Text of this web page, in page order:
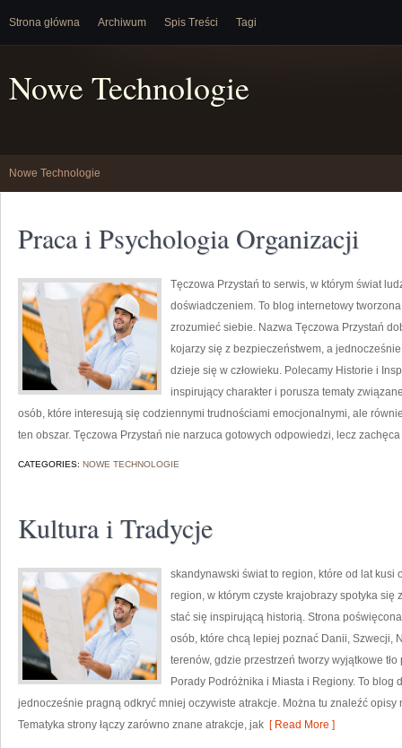
Strona główna Archiwum Spis Treści Tagi
Nowe Technologie
Nowe Technologie
Praca i Psychologia Organizacji
Tęczowa Przystań to serwis, w którym świat
doświadczeniem. To blog internetowy
zrozumieć siebie. Nazwa Tęczowa Przystań
kojarzy się z bezpieczeństwem, a
dzieje się w człowieku. Polecamy Historie i
inspirujący charakter i porusza tematy
osób, które interesują się codziennymi trudnościami emocjonalnymi, ale
ten obszar. Tęczowa Przystań nie narzuca gotowych odpowiedzi, lecz zachęca
CATEGORIES: NOWE TECHNOLOGIE
Kultura i Tradycje
skandynawski świat to region, które od lat kusi
region, w którym czyste krajobrazy spotyka
stać się inspirującą historią. Strona
osób, które chcą lepiej poznać Danii, Szwecji,
terenów, gdzie przestrzeń tworzy wyjątkowe
Porady Podróżnika i Miasta i Regiony. To
jednocześnie pragną odkryć mniej oczywiste atrakcje. Można tu znaleźć
Tematyka strony łączy zarówno znane atrakcje, jak [ Read More ]